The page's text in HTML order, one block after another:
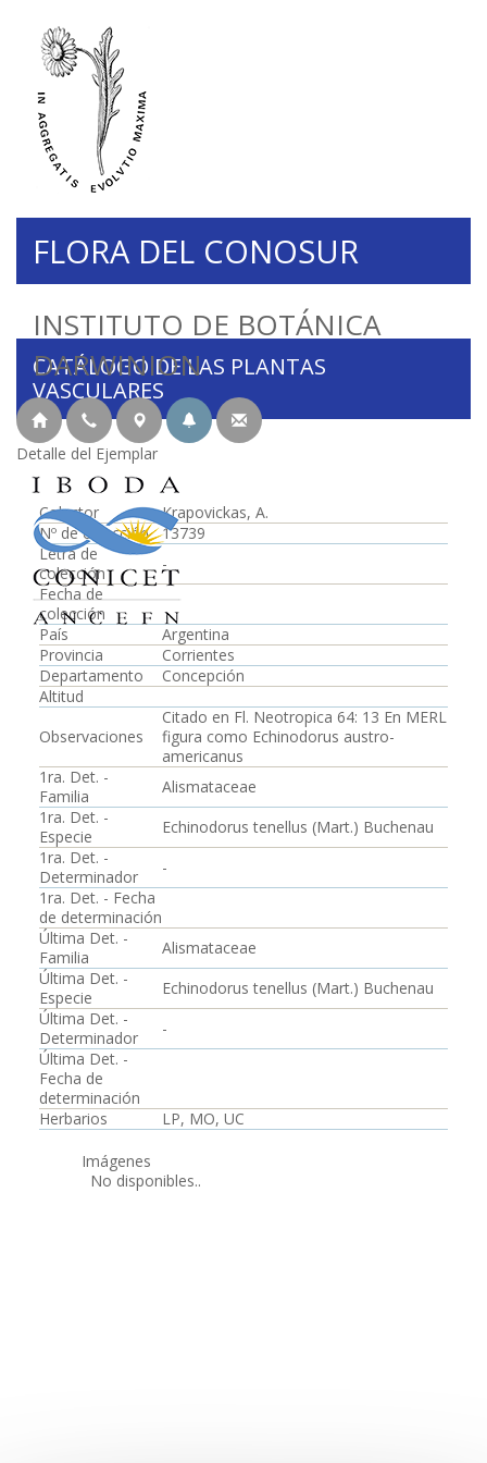
INSTITUTO DE BOTÁNICA
DARWINION
FLORA DEL CONOSUR
CATÁLOGO DE LAS PLANTAS
VASCULARES
Detalle del Ejemplar
Colector
Krapovickas, A.
Nº de colección
13739
Letra de
colección
-
Fecha de
colección
País
Argentina
Provincia
Corrientes
Departamento
Concepción
Altitud
Observaciones
Citado en Fl. Neotropica 64: 13 En MERL
figura como Echinodorus austro-
americanus
1ra. Det. -
Familia
Alismataceae
1ra. Det. -
Especie
Echinodorus tenellus (Mart.) Buchenau
1ra. Det. -
Determinador
-
1ra. Det. - Fecha
de determinación
Última Det. -
Familia
Alismataceae
Última Det. -
Especie
Echinodorus tenellus (Mart.) Buchenau
Última Det. -
Determinador
-
Última Det. -
Fecha de
determinación
Herbarios
LP, MO, UC
Imágenes
No disponibles..